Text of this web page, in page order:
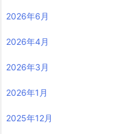
2026年6月
2026年4月
2026年3月
2026年1月
2025年12月